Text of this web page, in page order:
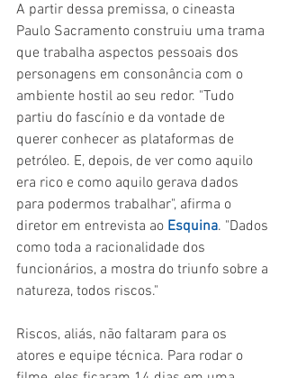
A partir dessa premissa, o cineasta
Paulo Sacramento construiu uma trama
que trabalha aspectos pessoais dos
personagens em consonância com o
ambiente hostil ao seu redor. "Tudo
partiu do fascínio e da vontade de
querer conhecer as plataformas de
petróleo. E, depois, de ver como aquilo
era rico e como aquilo gerava dados
para podermos trabalhar", afirma o
diretor em entrevista ao Esquina. "Dados
como toda a racionalidade dos
funcionários, a mostra do triunfo sobre a
natureza, todos riscos."
Riscos, aliás, não faltaram para os
atores e equipe técnica. Para rodar o